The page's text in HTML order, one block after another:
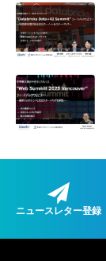
ニュースレター登録